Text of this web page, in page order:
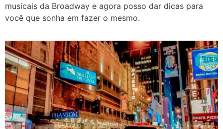
musicais da Broadway e agora posso dar dicas para
você que sonha em fazer o mesmo.